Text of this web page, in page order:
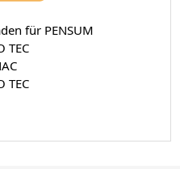
für PENSUM
TEC
TEC